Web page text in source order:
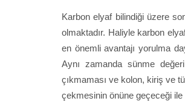
Karbon elyaf bilindiği üzere
olmaktadır. Haliyle karbon
en önemli avantajı yorulma
Aynı zamanda sünme
çıkmaması ve kolon, kiriş ve
çekmesinin önüne geçeceği ile